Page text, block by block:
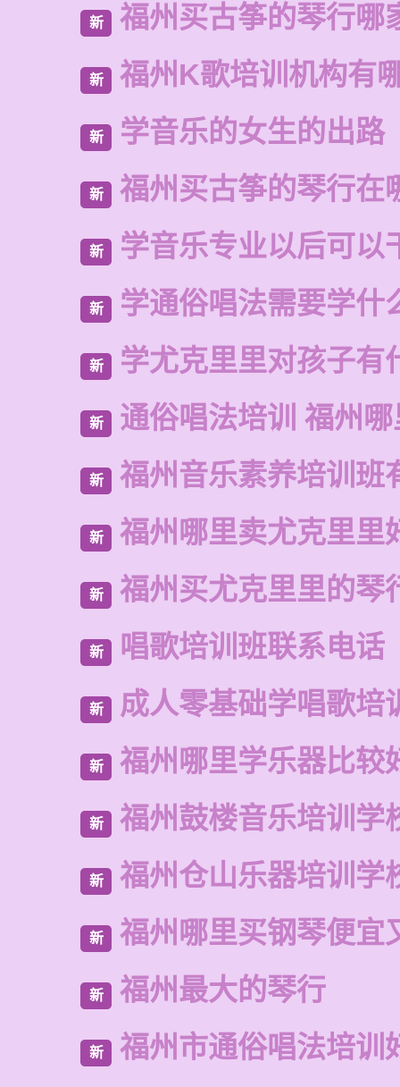
新 福州买古筝的琴行哪
新 福州K歌培训机构有
新 学音乐的女生的出路
新 福州买古筝的琴行在
新 学音乐专业以后可以
新 学通俗唱法需要学什
新 学尤克里里对孩子有
新 通俗唱法培训 福州
新 福州音乐素养培训班
新 福州哪里卖尤克里里
新 福州买尤克里里的琴
新 唱歌培训班联系电话
新 成人零基础学唱歌培
新 福州哪里学乐器比较
新 福州鼓楼音乐培训学
新 福州仓山乐器培训学
新 福州哪里买钢琴便宜
新 福州最大的琴行
新 福州市通俗唱法培训